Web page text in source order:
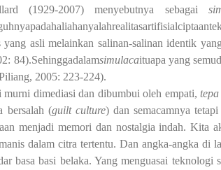
(1929-2007) menyebutnya sebagai s
asli melainkan salinan-salinan identik
84).Sehinggadalamsimulacaituapa yang
2005: 223-224).
dimediasi dan dibumbui oleh empati, tepa
bersalah (guilt culture) dan semacamnya
menjadi memori dan nostalgia indah. Kita
dalam citra tertentu. Dan angka-angka di
basa basi belaka. Yang menguasai